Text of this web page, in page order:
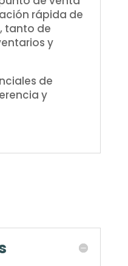
rápida de
tanto de
y
de
y